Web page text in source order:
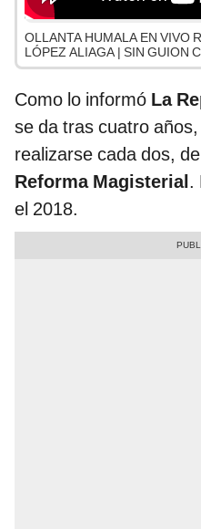
OLLANTA HUMALA EN VIVO
LÓPEZ ALIAGA | SIN GUION
Como lo informó La
se da tras cuatro
realizarse cada dos,
Reforma Magisterial.
el 2018.